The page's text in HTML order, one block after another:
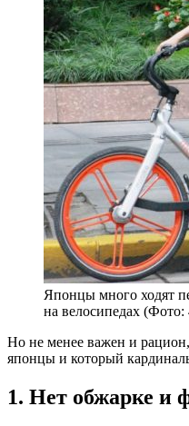
Японцы много ходят
на велосипедах (Фото:
Но не менее важен и
японцы и который
1. Нет обжарке и